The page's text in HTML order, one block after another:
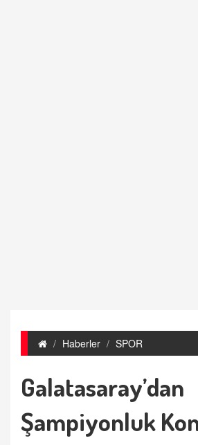
Haberler SPOR
Galatasaray’dan
Şampiyonluk